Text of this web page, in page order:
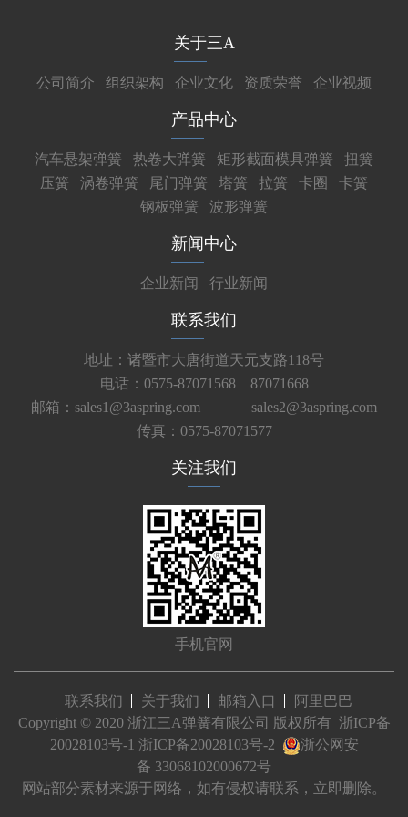
关于三A
公司简介 组织架构 企业文化 资质荣誉 企业视频
产品中心
汽车悬架弹簧 热卷大弹簧 矩形截面模具弹簧
扭簧
压簧
涡卷弹簧 尾门弹簧 塔簧 拉簧 卡圈
卡簧
钢板弹簧
波形弹簧
新闻中心
企业新闻 行业新闻
联系我们
地址：诸暨市大唐街道天元支路118号
电话：0575-87071568 87071668
邮箱：sales1@3aspring.com
sales2@3aspring.com
传真：0575-87071577
关注我们
手机官网
联系我们 关于我们 邮箱入口
阿里巴巴
Copyright © 2020 浙江三A弹簧有限公司 版权所有 浙ICP备
20028103号-1 浙ICP备20028103号-2
浙公网安
备 33068102000672号
网站部分素材来源于网络，如有侵权请联系，立即删除。